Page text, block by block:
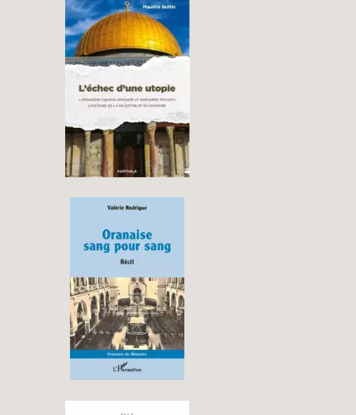
L’ÉCHEC D’UNE UTOPIE
« JÉRUSALEM CAPITALE
ÉTERNELLE ET
INDIVISIBLE » D’ISRAËL –
PALESTINE ET DU
SIONISME
→
SANG » DE VALÉRIE
RODRIGUE
→